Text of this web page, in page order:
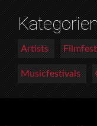
Artists
Musicfestivals